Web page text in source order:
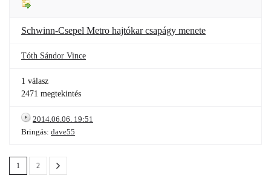
Schwinn-Csepel Metro hajtókar csapágy menete
Tóth Sándor Vince
1 válasz
2471 megtekintés
2014.06.06. 19:51
Bringás: dave55
1 2